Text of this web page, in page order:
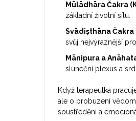
Mūlādhāra Čakra
základní životní sílu.
Svādiṣthāna Čakra
svůj nejvýraznější
Mānipura a
sluneční plexus a
Když terapeutka
ale o probuzení
soustředění a